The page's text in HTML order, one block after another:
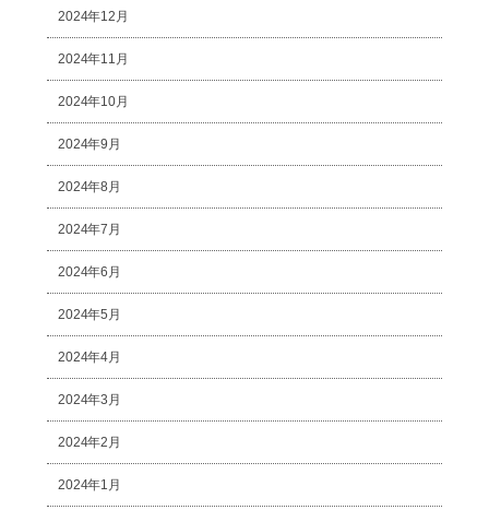
2024年12月
2024年11月
2024年10月
2024年9月
2024年8月
2024年7月
2024年6月
2024年5月
2024年4月
2024年3月
2024年2月
2024年1月